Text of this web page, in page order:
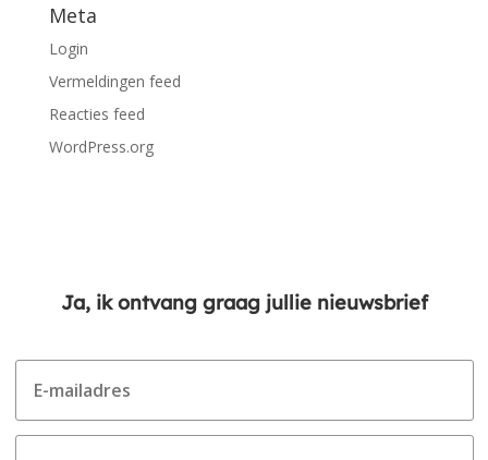
Meta
Login
Vermeldingen feed
Reacties feed
WordPress.org
Ja, ik ontvang graag jullie nieuwsbrief